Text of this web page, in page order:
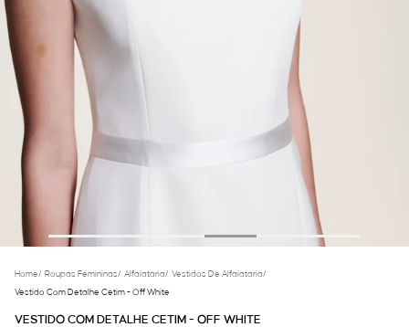
Home/ Roupas Femininas/ Alfaiataria/ Vestidos De Alfaiataria/
Vestido Com Detalhe Cetim - Off White
VESTIDO COM DETALHE CETIM - OFF WHITE